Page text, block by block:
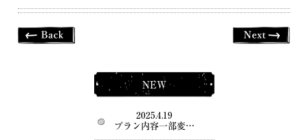
NEW
2025.4.19
プラン内容一部変…